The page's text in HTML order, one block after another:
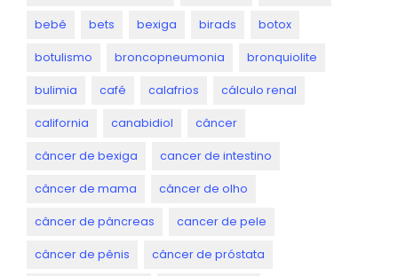
bebê bets bexiga birads botox
botulismo broncopneumonia bronquiolite
bulimia café calafrios cálculo renal
california canabidiol câncer
câncer de bexiga cancer de intestino
câncer de mama câncer de olho
câncer de pâncreas cancer de pele
câncer de pênis câncer de próstata